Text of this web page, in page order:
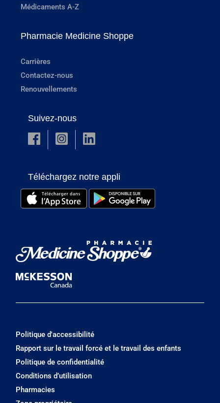
Médicaments A-Z
Pharmacie Medicine Shoppe
Carrières
Contactez-nous
Renouvellements
Suivez-nous
Téléchargez notre appli
Politique d'accessibilité
Rapport sur le travail forcé et le travail des enfants
Politique de confidentialité
Conditions d’utilisation
Pharmacies